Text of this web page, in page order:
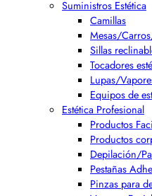
Suministros Estética
Camillas
Mesas/
Sillas
Tocadores
Lupas/
Equipos de
Estética Profesional
Productos
Productos
Depilación/
Pestañas
Pinzas para